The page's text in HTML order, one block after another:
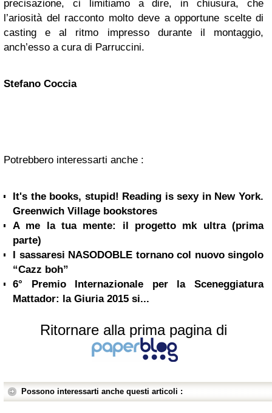
precisazione, ci limitiamo a dire, in chiusura, che
l’ariosità del racconto molto deve a opportune scelte di
casting e al ritmo impresso durante il montaggio,
anch’esso a cura di Parruccini.
Stefano Coccia
Potrebbero interessarti anche :
It's the books, stupid! Reading is sexy in New York.
Greenwich Village bookstores
A me la tua mente: il progetto mk ultra (prima
parte)
I sassaresi NASODOBLE tornano col nuovo singolo
“Cazz boh”
6° Premio Internazionale per la Sceneggiatura
Mattador: la Giuria 2015 si...
Ritornare alla prima pagina di
Possono interessarti anche questi articoli :